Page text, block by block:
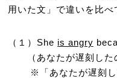
用いた文」で違いを比べ
（１）She is angry
（あなたが遅刻した
※「あなたが遅刻した